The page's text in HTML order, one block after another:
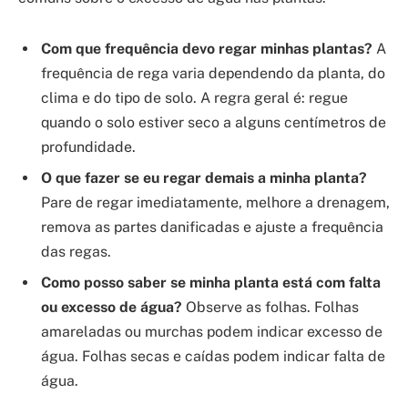
Com que frequência devo regar minhas plantas? A
frequência de rega varia dependendo da planta, do
clima e do tipo de solo. A regra geral é: regue
quando o solo estiver seco a alguns centímetros de
profundidade.
O que fazer se eu regar demais a minha planta?
Pare de regar imediatamente, melhore a drenagem,
remova as partes danificadas e ajuste a frequência
das regas.
Como posso saber se minha planta está com falta
ou excesso de água? Observe as folhas. Folhas
amareladas ou murchas podem indicar excesso de
água. Folhas secas e caídas podem indicar falta de
água.